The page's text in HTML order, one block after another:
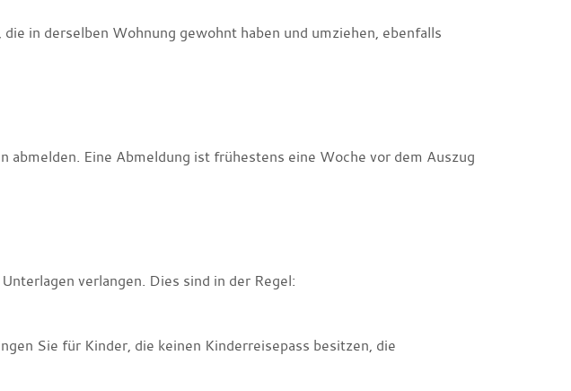
, die in derselben Wohnung gewohnt haben und umziehen, ebenfalls
abmelden. Eine Abmeldung ist frühestens eine Woche vor dem Auszug
verlangen. Dies sind in der Regel:
Sie für Kinder, die keinen Kinderreisepass besitzen, die